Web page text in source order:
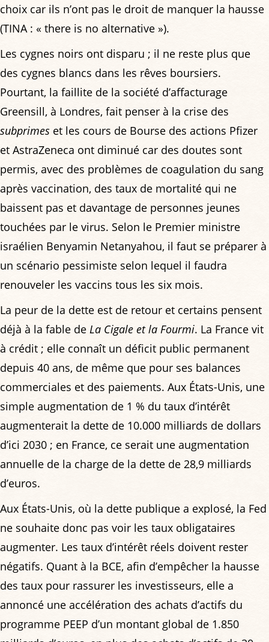
choix car ils n’ont pas le droit de manquer la hausse
(TINA : « there is no alternative »).
Les cygnes noirs ont disparu ; il ne reste plus que
des cygnes blancs dans les rêves boursiers.
Pourtant, la faillite de la société d’affacturage
Greensill, à Londres, fait penser à la crise des
subprimes et les cours de Bourse des actions Pfizer
et AstraZeneca ont diminué car des doutes sont
permis, avec des problèmes de coagulation du sang
après vaccination, des taux de mortalité qui ne
baissent pas et davantage de personnes jeunes
touchées par le virus. Selon le Premier ministre
israélien Benyamin Netanyahou, il faut se préparer à
un scénario pessimiste selon lequel il faudra
renouveler les vaccins tous les six mois.
La peur de la dette est de retour et certains pensent
déjà à la fable de La Cigale et la Fourmi. La France vit
à crédit ; elle connaît un déficit public permanent
depuis 40 ans, de même que pour ses balances
commerciales et des paiements. Aux États-Unis, une
simple augmentation de 1 % du taux d’intérêt
augmenterait la dette de 10.000 milliards de dollars
d’ici 2030 ; en France, ce serait une augmentation
annuelle de la charge de la dette de 28,9 milliards
d’euros.
Aux États-Unis, où la dette publique a explosé, la Fed
ne souhaite donc pas voir les taux obligataires
augmenter. Les taux d’intérêt réels doivent rester
négatifs. Quant à la BCE, afin d’empêcher la hausse
des taux pour rassurer les investisseurs, elle a
annoncé une accélération des achats d’actifs du
programme PEEP d’un montant global de 1.850